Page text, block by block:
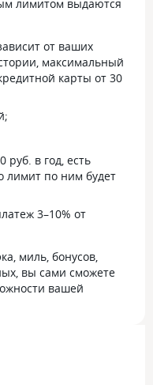
лимитом выдаются
от ваших
максимальный
карты от 30
руб. в год, есть
лимит по ним будет
3–10% от
миль, бонусов,
вы сами сможете
вашей